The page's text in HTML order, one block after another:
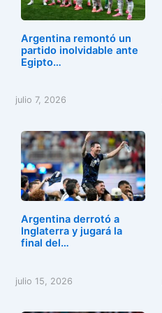
Argentina remontó un
partido inolvidable ante
Egipto…
julio 7, 2026
Argentina derrotó a
Inglaterra y jugará la
final del…
julio 15, 2026